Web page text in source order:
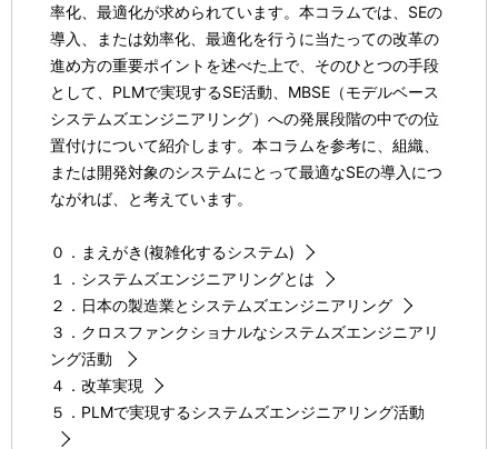
率化、最適化が求められています。本コラムでは、SEの
導入、または効率化、最適化を行うに当たっての改革の
進め方の重要ポイントを述べた上で、そのひとつの手段
として、PLMで実現するSE活動、MBSE（モデルベース
システムズエンジニアリング）への発展段階の中での位
置付けについて紹介します。本コラムを参考に、組織、
または開発対象のシステムにとって最適なSEの導入につ
ながれば、と考えています。
０．まえがき(複雑化するシステム)
１．システムズエンジニアリングとは
２．日本の製造業とシステムズエンジニアリング
３．クロスファンクショナルなシステムズエンジニアリ
ング活動
４．改革実現
５．PLMで実現するシステムズエンジニアリング活動